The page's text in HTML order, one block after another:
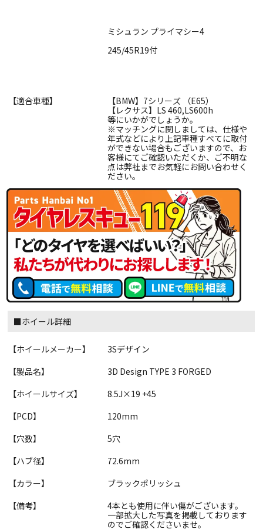
ミシュラン プライマシー4
245/45R19付
【適合車種】
【BMW】7シリーズ （E65）
【レクサス】LS 460,LS600h
等にいかがでしょうか。
※マッチングに関しましては、仕様や
年式などにより上記車種すべてに取付
ができない場合もございますので、お
客様にてご確認いただくか、ご不明な
点は弊社までお気軽にお問い合わせく
ださい。
■ホイール詳細
【ホイールメーカー】
3Sデザイン
【製品名】
3D Design TYPE 3 FORGED
【ホイールサイズ】
8.5J×19 +45
【PCD】
120mm
【穴数】
5穴
【ハブ径】
72.6mm
【カラー】
ブラックポリッシュ
【備考】
4本とも使用に伴い傷がございます。
一部拡大した写真を掲載しております
のでご確認くださいませ。